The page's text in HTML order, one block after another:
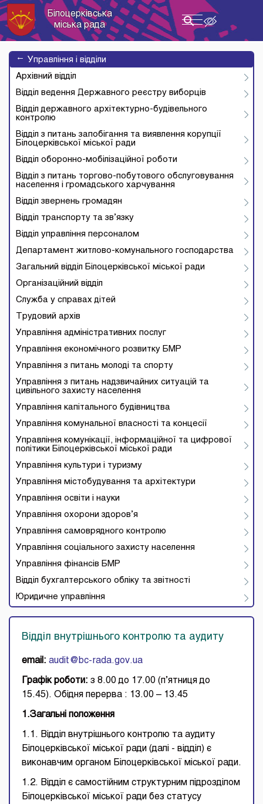
Toggle
navigation
Білоцерківська
міська рада
→
Управління і відділи
Архівний відділ
Відділ ведення Державного реєстру виборців
Відділ державного архітектурно-будівельного
контролю
Відділ з питань запобігання та виявлення корупції
Білоцерківської міської ради
Відділ оборонно-мобілізаційної роботи
Відділ з питань торгово-побутового обслуговування
населення і громадського харчування
Відділ звернень громадян
Відділ транспорту та зв’язку
Відділ управління персоналом
Департамент житлово-комунального господарства
Загальний відділ Білоцерківської міської ради
Організаційний відділ
Служба у справах дітей
Трудовий архів
Управління адміністративних послуг
Управління економічного розвитку БМР
Управління з питань молоді та спорту
Управління з питань надзвичайних ситуацій та
цивільного захисту населення
Управління капітального будівництва
Управління комунальної власності та концесії
Управління комунікації, інформаційної та цифрової
політики Білоцерківської міської ради
Управління культури і туризму
Управління містобудування та архітектури
Управління освіти і науки
Управління охорони здоров’я
Управління самоврядного контролю
Управління соціального захисту населення
Управління фінансів БМР
Відділ бухгалтерського обліку та звітності
Юридичне управління
Відділ внутрішнього контролю та аудиту
email: audit@bc-rada.gov.ua
Графік роботи: з 8.00 до 17.00 (п’ятниця до
15.45). Обідня перерва : 13.00 – 13.45
1.Загальні положення
1.1. Відділ внутрішнього контролю та аудиту
Білоцерківської міської ради (далі - відділ) є
виконавчим органом Білоцерківської міської ради.
1.2. Відділ є самостійним структурним підрозділом
Білоцерківської міської ради без статусу